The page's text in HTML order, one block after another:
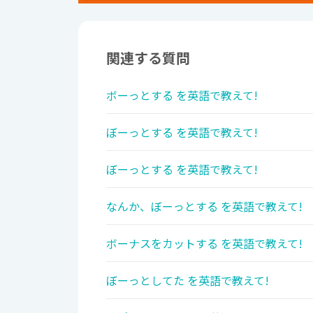
関連する質問
ボーっとする を英語で教えて!
ぼーっとする を英語で教えて!
ぼーっとする を英語で教えて!
なんか、ぼーっとする を英語で教えて!
ボーナスをカットする を英語で教えて!
ぼーっとしてた を英語で教えて!